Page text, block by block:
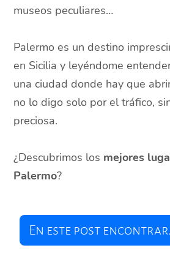
museos peculiares…
Palermo es un destino
en Sicilia y leyéndome
una ciudad donde hay que
no lo digo solo por el tráfico,
preciosa.
¿Descubrimos los mejores
Palermo?